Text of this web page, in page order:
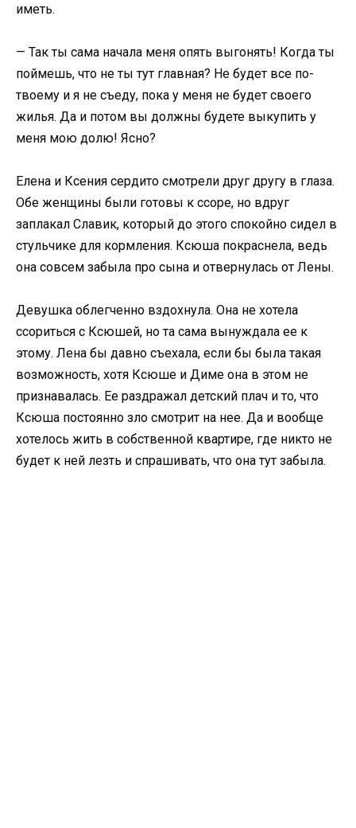
иметь.
— Так ты сама начала меня опять выгонять! Когда ты
поймешь, что не ты тут главная? Не будет все по-
твоему и я не съеду, пока у меня не будет своего
жилья. Да и потом вы должны будете выкупить у
меня мою долю! Ясно?
Елена и Ксения сердито смотрели друг другу в глаза.
Обе женщины были готовы к ссоре, но вдруг
заплакал Славик, который до этого спокойно сидел в
стульчике для кормления. Ксюша покраснела, ведь
она совсем забыла про сына и отвернулась от Лены.
Девушка облегченно вздохнула. Она не хотела
ссориться с Ксюшей, но та сама вынуждала ее к
этому. Лена бы давно съехала, если бы была такая
возможность, хотя Ксюше и Диме она в этом не
признавалась. Ее раздражал детский плач и то, что
Ксюша постоянно зло смотрит на нее. Да и вообще
хотелось жить в собственной квартире, где никто не
будет к ней лезть и спрашивать, что она тут забыла.